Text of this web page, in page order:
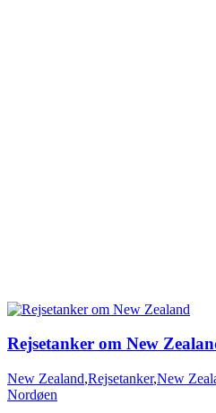
New Zealand,Rejsetanker,New
Nordøen